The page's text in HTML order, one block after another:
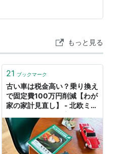
もっと見る
21 ブックマーク
古い車は税金高い？乗り換え
で固定費100万円削減【わが
家の家計見直し】 - 北欧ミッ